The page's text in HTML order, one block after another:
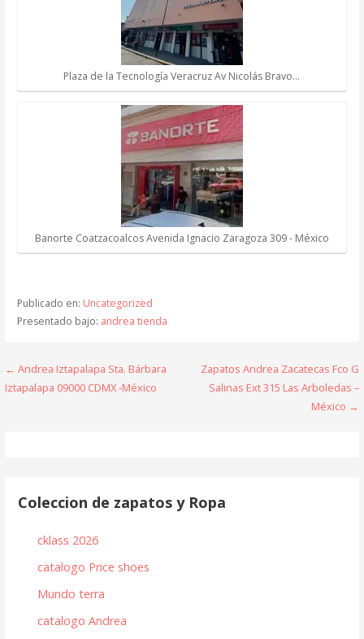
Plaza de la Tecnología Veracruz Av Nicolás Bravo…
Banorte Coatzacoalcos Avenida Ignacio Zaragoza 309 - México
Publicado en: Uncategorized
Presentado bajo: andrea tienda
Navegación
de
← Andrea Iztapalapa Sta. Bárbara
Iztapalapa 09000 CDMX -México
Zapatos Andrea Zacatecas Fco G
Salinas Ext 315 Las Arboledas –
México →
Coleccion de zapatos y Ropa
cklass 2026
catalogo Price shoes
Mundo terra
catalogo Andrea